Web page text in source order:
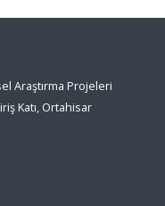
Araştırma Projeleri
Katı, Ortahisar